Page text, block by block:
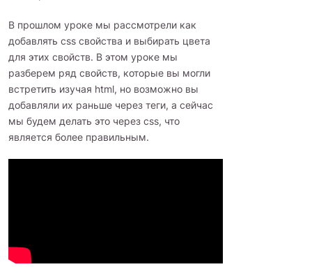
В прошлом уроке мы рассмотрели как
добавлять css свойства и выбирать цвета
для этих свойств. В этом уроке мы
разберем ряд свойств, которые вы могли
встретить изучая html, но возможно вы
добавляли их раньше через теги, а сейчас
мы будем делать это через css, что
является более правильным.